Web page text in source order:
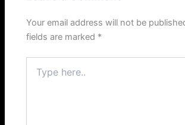
Your email address will not be
fields are marked *
here..